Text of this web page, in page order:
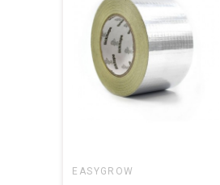
EASYGROW